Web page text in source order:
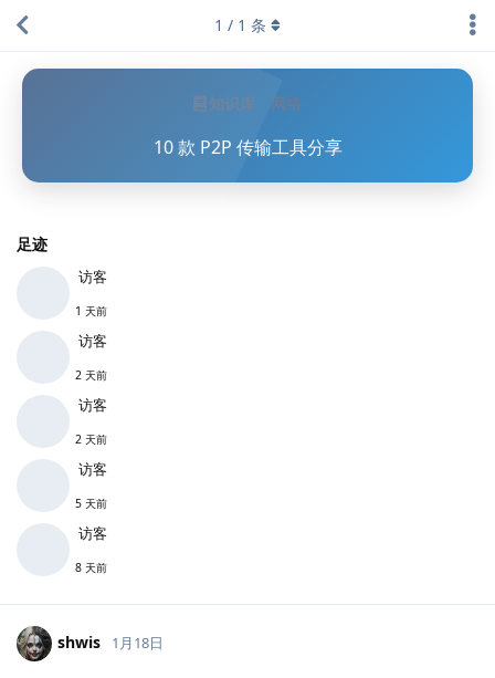
知识库 网络
10 款 P2P 传输工具分享
足迹
访客
1 天前
访客
2 天前
访客
2 天前
访客
5 天前
访客
8 天前
1 / 1 条
shwis 1月18日